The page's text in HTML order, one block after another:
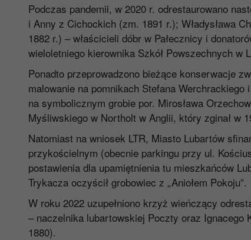
Podczas pandemii, w 2020 r. odrestaurowano
i Anny z Cichockich (zm. 1891 r.); Władysława
1882 r.) – właścicieli dóbr w Pałecznicy i
wieloletniego kierownika Szkół Powszechnych
Ponadto przeprowadzono bieżące konserwacje
malowanie na pomnikach Stefana
na symbolicznym grobie por. Mirosława
Myśliwskiego w Northolt w Anglii, który zginał w
Natomiast na wniosek LTR, Miasto Lubartów
przykościelnym (obecnie parkingu przy ul.
postawienia dla upamiętnienia tu mieszkańców
Trykacza oczyścił grobowiec z „Aniołem Pokoju”.
W roku 2022 uzupełniono krzyż wieńczący
– naczelnika lubartowskiej Poczty oraz Ignacego
1880).